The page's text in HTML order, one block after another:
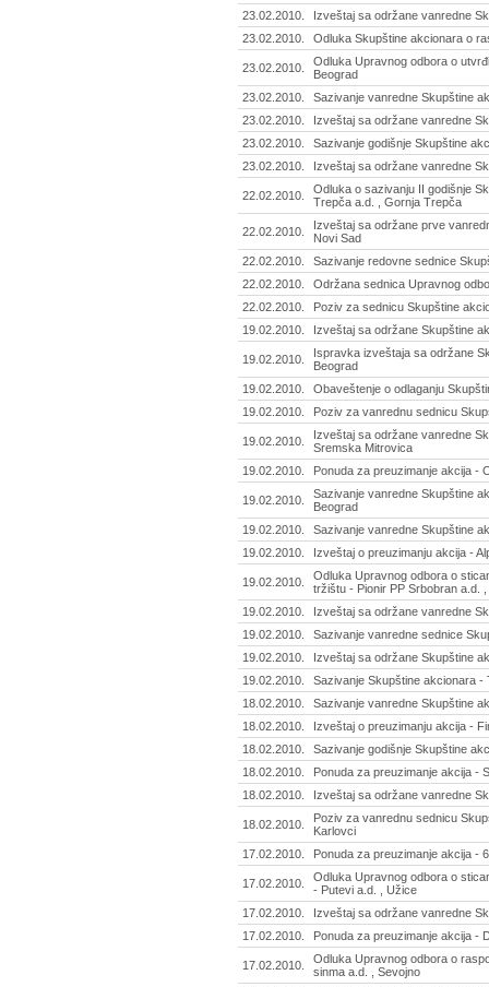
23.02.2010.
Izveštaj sa održane vanredne
23.02.2010.
Odluka Skupštine akcionara o
23.02.2010.
Odluka Upravnog odbora o
Beograd
23.02.2010.
Sazivanje vanredne Skupštine
23.02.2010.
Izveštaj sa održane vanredne
23.02.2010.
Sazivanje godišnje Skupštine
23.02.2010.
Izveštaj sa održane vanredne
22.02.2010.
Odluka o sazivanju II godišnje
Trepča a.d. , Gornja Trepča
22.02.2010.
Izveštaj sa održane prve
Novi Sad
22.02.2010.
Sazivanje redovne sednice
22.02.2010.
Održana sednica Upravnog
22.02.2010.
Poziv za sednicu Skupštine
19.02.2010.
Izveštaj sa održane Skupštine
19.02.2010.
Ispravka izveštaja sa održane
Beograd
19.02.2010.
Obaveštenje o odlaganju
19.02.2010.
Poziv za vanrednu sednicu
19.02.2010.
Izveštaj sa održane vanredne
Sremska Mitrovica
19.02.2010.
Ponuda za preuzimanje akcija -
19.02.2010.
Sazivanje vanredne Skupštine
Beograd
19.02.2010.
Sazivanje vanredne Skupštine
19.02.2010.
Izveštaj o preuzimanju akcija -
19.02.2010.
Odluka Upravnog odbora o
tržištu - Pionir PP Srbobran a.d.
19.02.2010.
Izveštaj sa održane vanredne
19.02.2010.
Sazivanje vanredne sednice
19.02.2010.
Izveštaj sa održane Skupštine
19.02.2010.
Sazivanje Skupštine akcionara
18.02.2010.
Sazivanje vanredne Skupštine
18.02.2010.
Izveštaj o preuzimanju akcija -
18.02.2010.
Sazivanje godišnje Skupštine
18.02.2010.
Ponuda za preuzimanje akcija -
18.02.2010.
Izveštaj sa održane vanredne
18.02.2010.
Poziv za vanrednu sednicu
Karlovci
17.02.2010.
Ponuda za preuzimanje akcija -
17.02.2010.
Odluka Upravnog odbora o
- Putevi a.d. , Užice
17.02.2010.
Izveštaj sa održane vanredne
17.02.2010.
Ponuda za preuzimanje akcija -
17.02.2010.
Odluka Upravnog odbora o
sinma a.d. , Sevojno